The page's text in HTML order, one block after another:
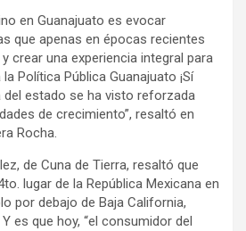
en Guanajuato es evocar
que apenas en épocas recientes
crear una experiencia integral para
Política Pública Guanajuato ¡Sí
del estado se ha visto reforzada
de crecimiento”, resaltó en
Rocha.
de Cuna de Tierra, resaltó que
lugar de la República Mexicana en
por debajo de Baja California,
es que hoy, “el consumidor del